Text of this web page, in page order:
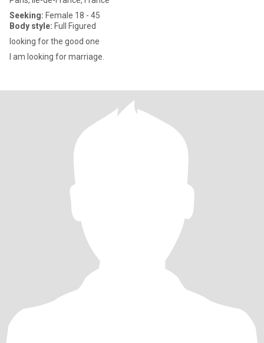
Seeking: Female 18 - 45
Body style: Full Figured
looking for the good one
I am looking for marriage.